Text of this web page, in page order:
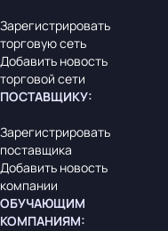
Зарегистрировать
торговую сеть
Добавить новость
торговой сети
ПОСТАВЩИКУ:
Зарегистрировать
поставщика
Добавить новость
компании
ОБУЧАЮЩИМ
КОМПАНИЯМ: